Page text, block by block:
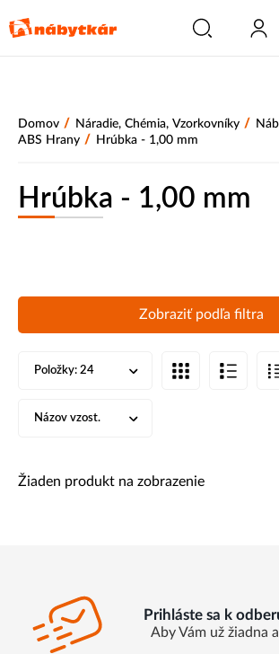
Domov / Náradie, Chémia, Vzorkovníky /
ABS Hrany / Hrúbka - 1,00 mm
Hrúbka - 1,00 mm
Zobraziť podľa filtra
Položky: 24
Názov vzost.
Žiaden produkt na zobrazenie
Prihláste sa k
Aby Vám už žiadna